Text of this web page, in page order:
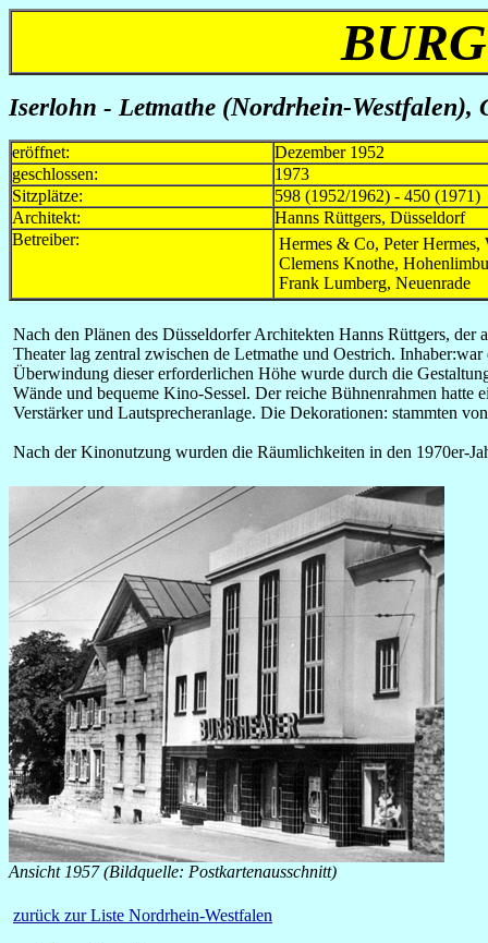
Iserlohn - Letmathe (Nordrhein-Westfalen),
eröffnet:
Dezember 1952
geschlossen:
1973
Sitzplätze:
598 (1952/1962) - 450 (1971)
Architekt:
Hanns Rüttgers, Düsseldorf
Betreiber:
Hermes & Co, Peter
Clemens Knothe,
Frank Lumberg, Neuenrade
Nach den Plänen des Düsseldorfer Architekten Hanns Rüttgers,
Theater lag zentral zwischen de Letmathe und Oestrich.
Überwindung dieser erforderlichen Höhe wurde durch die
Wände und bequeme Kino-Sessel. Der reiche Bühnenrahmen
Verstärker und Lautsprecheranlage. Die Dekorationen: stammten
Nach der Kinonutzung wurden die Räumlichkeiten in den 1970er-
Ansicht 1957 (Bildquelle: Postkartenausschnitt)
zurück zur Liste Nordrhein-Westfalen